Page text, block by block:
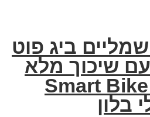
ביג פוט
מאג 48V עם שיכוך מלא
Smart